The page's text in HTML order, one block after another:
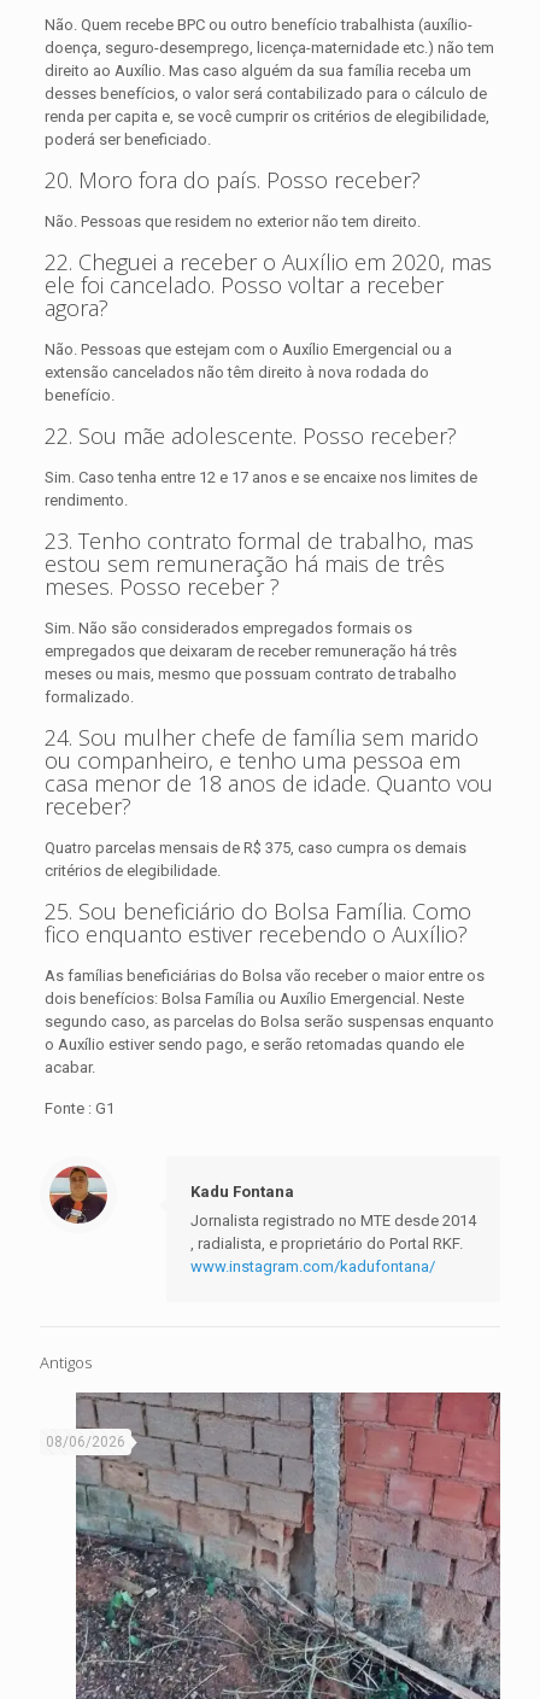
Não. Quem recebe BPC ou outro benefício trabalhista (auxílio-
doença, seguro-desemprego, licença-maternidade etc.) não tem
direito ao Auxílio. Mas caso alguém da sua família receba um
desses benefícios, o valor será contabilizado para o cálculo de
renda per capita e, se você cumprir os critérios de elegibilidade,
poderá ser beneficiado.
20. Moro fora do país. Posso receber?
Não. Pessoas que residem no exterior não tem direito.
22. Cheguei a receber o Auxílio em 2020, mas
ele foi cancelado. Posso voltar a receber
agora?
Não. Pessoas que estejam com o Auxílio Emergencial ou a
extensão cancelados não têm direito à nova rodada do
benefício.
22. Sou mãe adolescente. Posso receber?
Sim. Caso tenha entre 12 e 17 anos e se encaixe nos limites de
rendimento.
23. Tenho contrato formal de trabalho, mas
estou sem remuneração há mais de três
meses. Posso receber ?
Sim. Não são considerados empregados formais os
empregados que deixaram de receber remuneração há três
meses ou mais, mesmo que possuam contrato de trabalho
formalizado.
24. Sou mulher chefe de família sem marido
ou companheiro, e tenho uma pessoa em
casa menor de 18 anos de idade. Quanto vou
receber?
Quatro parcelas mensais de R$ 375, caso cumpra os demais
critérios de elegibilidade.
25. Sou beneficiário do Bolsa Família. Como
fico enquanto estiver recebendo o Auxílio?
As famílias beneficiárias do Bolsa vão receber o maior entre os
dois benefícios: Bolsa Família ou Auxílio Emergencial. Neste
segundo caso, as parcelas do Bolsa serão suspensas enquanto
o Auxílio estiver sendo pago, e serão retomadas quando ele
acabar.
Fonte : G1
Kadu Fontana
Jornalista registrado no MTE desde 2014
, radialista, e proprietário do Portal RKF.
www.instagram.com/kadufontana/
Antigos
08/06/2026